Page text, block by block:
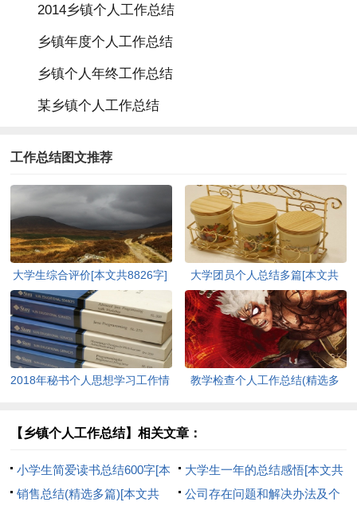
2014乡镇个人工作总结
乡镇年度个人工作总结
乡镇个人年终工作总结
某乡镇个人工作总结
工作总结图文推荐
大学生综合评价[本文共8826字]
大学团员个人总结多篇[本文共
3876字]
2018年秘书个人思想学习工作情
教学检查个人工作总结(精选多
【乡镇个人工作总结】相关文章：
小学生简爱读书总结600字[本
文共2880字]
大学生一年的总结感悟[本文共
1610字]
销售总结(精选多篇)[本文共 公司存在问题和解决办法及个